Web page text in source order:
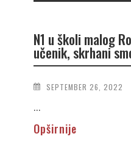
N1 u školi malog
učenik, skrhani
SEPTEMBER 26, 2022
...
Opširnije